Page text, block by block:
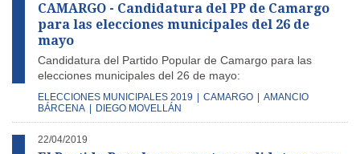
CAMARGO - Candidatura del PP de Camargo
para las elecciones municipales del 26 de
mayo
Candidatura del Partido Popular de Camargo para las
elecciones municipales del 26 de mayo:
ELECCIONES MUNICIPALES 2019 CAMARGO
AMANCIO
BÁRCENA
DIEGO MOVELLÁN
22/04/2019